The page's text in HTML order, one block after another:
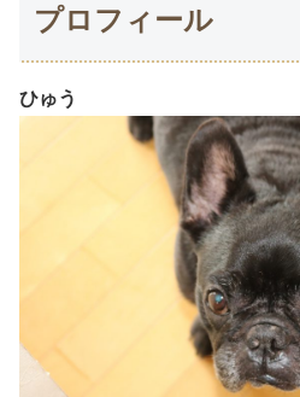
プロフィール
ひゅう